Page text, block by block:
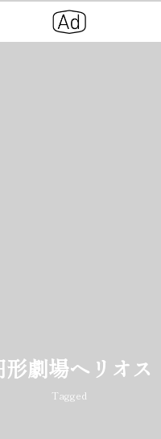
形劇場ヘリオス
Tagged